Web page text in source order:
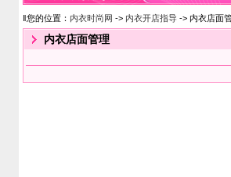
‖您的位置： 内衣时尚网 -> 内衣开店指导 -> 内衣店面
内衣店面管理